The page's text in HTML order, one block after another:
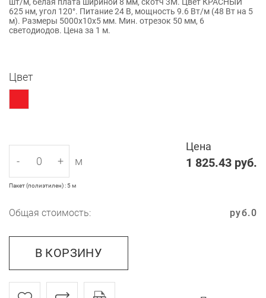
625 нм, угол 120°. Питание 24 В, мощность 9.6 Вт/м (48 Вт на 5
м). Размеры 5000x10x5 мм. Мин. отрезок 50 мм, 6
светодиодов. Цена за 1 м.
Цвет
Цена
1 825.43 руб.
- + м
Пакет (полиэтилен) : 5 м
Общая стоимость: 0
руб.
В КОРЗИНУ